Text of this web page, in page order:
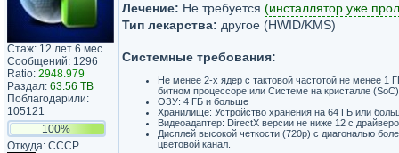
Стаж: 12 лет 6 мес.
Сообщений: 1296
Ratio: 2948.979
Раздал: 63.56 TB
Поблагодарили:
105121
100%
Откуда: СССР
Лечение: Не требуется (инсталлятор уже
Тип лекарства: другое (HWID/KMS)
Системные требования:
Не менее 2-х ядер с тактовой частотой не менее 1
битном процессоре или Системе на кристалле
ОЗУ: 4 ГБ и больше
Хранилище: Устройство хранения на 64 ГБ или
Видеоадаптер: DirectX версии не ниже 12 с
Дисплей высокой четкости (720p) с диагональю
цветовой канал.